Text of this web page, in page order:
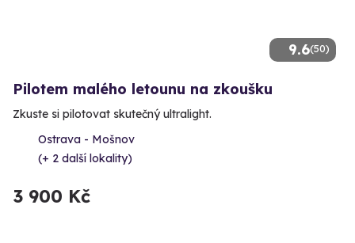
9.6(50)
Pilotem malého letounu na zkoušku
Zkuste si pilotovat skutečný ultralight.
Ostrava - Mošnov
(+ 2 další lokality)
3 900 Kč